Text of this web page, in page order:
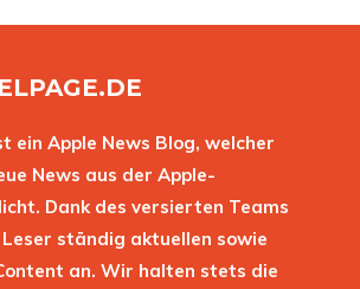
ein Apple News Blog, welcher
News aus der Apple-
Dank des versierten Teams
ständig aktuellen sowie
an. Wir halten stets die